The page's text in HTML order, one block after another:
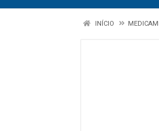
INÍCIO